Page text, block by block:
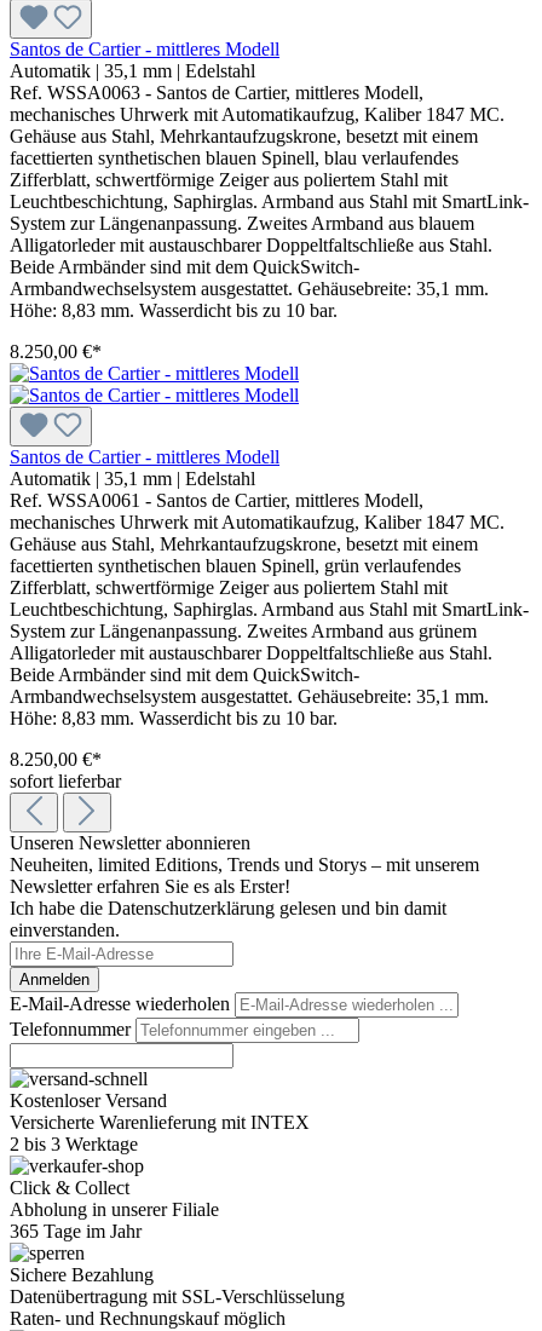
Santos de Cartier - mittleres Modell
Automatik | 35,1 mm | Edelstahl
Ref. WSSA0063 - Santos de Cartier, mittleres Modell,
mechanisches Uhrwerk mit Automatikaufzug, Kaliber 1847 MC.
Gehäuse aus Stahl, Mehrkantaufzugskrone, besetzt mit einem
facettierten synthetischen blauen Spinell, blau verlaufendes
Zifferblatt, schwertförmige Zeiger aus poliertem Stahl mit
Leuchtbeschichtung, Saphirglas. Armband aus Stahl mit SmartLink-
System zur Längenanpassung. Zweites Armband aus blauem
Alligatorleder mit austauschbarer Doppeltfaltschließe aus Stahl.
Beide Armbänder sind mit dem QuickSwitch-
Armbandwechselsystem ausgestattet. Gehäusebreite: 35,1 mm.
Höhe: 8,83 mm. Wasserdicht bis zu 10 bar.
8.250,00 €*
Santos de Cartier - mittleres Modell
Automatik | 35,1 mm | Edelstahl
Ref. WSSA0061 - Santos de Cartier, mittleres Modell,
mechanisches Uhrwerk mit Automatikaufzug, Kaliber 1847 MC.
Gehäuse aus Stahl, Mehrkantaufzugskrone, besetzt mit einem
facettierten synthetischen blauen Spinell, grün verlaufendes
Zifferblatt, schwertförmige Zeiger aus poliertem Stahl mit
Leuchtbeschichtung, Saphirglas. Armband aus Stahl mit SmartLink-
System zur Längenanpassung. Zweites Armband aus grünem
Alligatorleder mit austauschbarer Doppeltfaltschließe aus Stahl.
Beide Armbänder sind mit dem QuickSwitch-
Armbandwechselsystem ausgestattet. Gehäusebreite: 35,1 mm.
Höhe: 8,83 mm. Wasserdicht bis zu 10 bar.
8.250,00 €*
sofort lieferbar
Unseren Newsletter abonnieren
Neuheiten, limited Editions, Trends und Storys – mit unserem
Newsletter erfahren Sie es als Erster!
Ich habe die Datenschutzerklärung gelesen und bin damit
einverstanden.
Anmelden
E-Mail-Adresse wiederholen
Telefonnummer
Kostenloser Versand
Versicherte Warenlieferung mit INTEX
2 bis 3 Werktage
Click & Collect
Abholung in unserer Filiale
365 Tage im Jahr
Sichere Bezahlung
Datenübertragung mit SSL-Verschlüsselung
Raten- und Rechnungskauf möglich